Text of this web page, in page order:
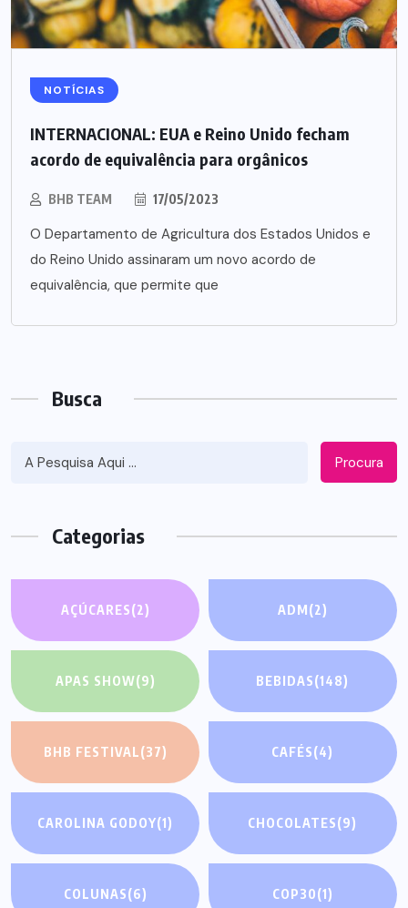
NOTÍCIAS
INTERNACIONAL: EUA e Reino Unido fecham
acordo de equivalência para orgânicos
BHB TEAM 17/05/2023
O Departamento de Agricultura dos Estados Unidos e
do Reino Unido assinaram um novo acordo de
equivalência, que permite que
Busca
Procura
Categorias
AÇÚCARES(2) ADM(2)
APAS SHOW(9) BEBIDAS(148)
BHB FESTIVAL(37) CAFÉS(4)
CAROLINA GODOY(1) CHOCOLATES(9)
COLUNAS(6) COP30(1)